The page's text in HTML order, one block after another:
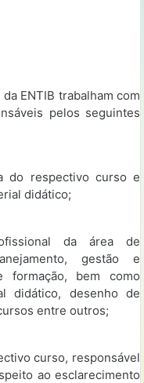
ENTIB trabalham com
pelos seguintes
do respectivo curso e
didático;
da área de
gestão e
formação, bem como
didático, desenho de
entre outros;
curso, responsável
ao esclarecimento